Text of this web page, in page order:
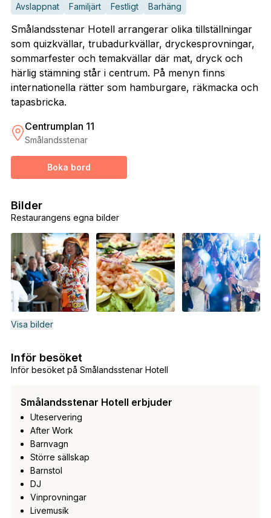
Avslappnat Familjärt Festligt Barhäng
Smålandsstenar Hotell arrangerar olika tillställningar
som quizkvällar, trubadurkvällar, dryckesprovningar,
sommarfester och temakvällar där mat, dryck och
härlig stämning står i centrum. På menyn finns
internationella rätter som hamburgare, räkmacka och
tapasbricka.
Centrumplan 11
Smålandsstenar
Boka bord
Restaurangens egna bilder
Bilder
Visa bilder
Inför besöket på Smålandsstenar Hotell
Inför besöket
Smålandsstenar Hotell erbjuder
Uteservering
After Work
Barnvagn
Större sällskap
Barnstol
DJ
Vinprovningar
Livemusik